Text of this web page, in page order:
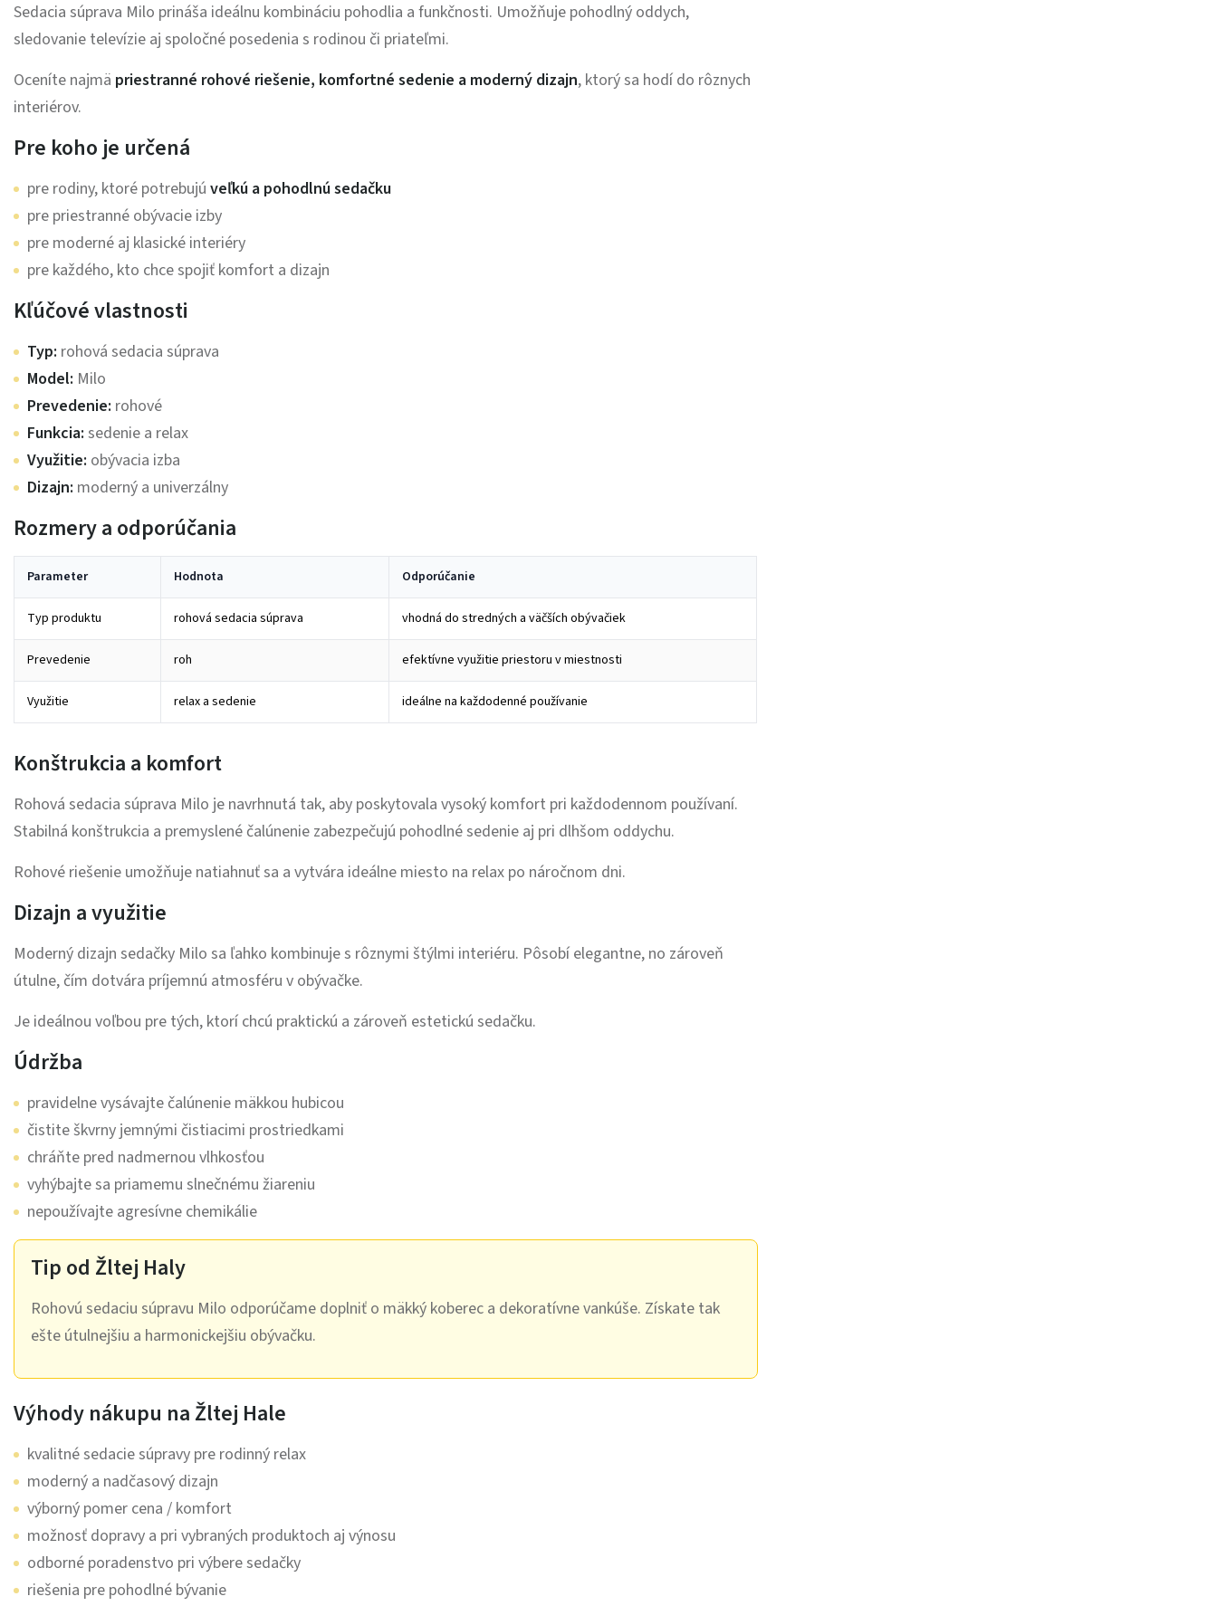
Sedacia súprava Milo prináša ideálnu kombináciu pohodlia a funkčnosti. Umožňuje pohodlný oddych,
sledovanie televízie aj spoločné posedenia s rodinou či priateľmi.
Oceníte najmä priestranné rohové riešenie, komfortné sedenie a moderný dizajn, ktorý sa hodí do rôznych
interiérov.
Pre koho je určená
pre rodiny, ktoré potrebujú veľkú a pohodlnú sedačku
pre priestranné obývacie izby
pre moderné aj klasické interiéry
pre každého, kto chce spojiť komfort a dizajn
Kľúčové vlastnosti
Typ: rohová sedacia súprava
Model: Milo
Prevedenie: rohové
Funkcia: sedenie a relax
Využitie: obývacia izba
Dizajn: moderný a univerzálny
Rozmery a odporúčania
Parameter Hodnota Odporúčanie
Typ produktu rohová sedacia súprava vhodná do stredných a väčších obývačiek
Prevedenie roh efektívne využitie priestoru v miestnosti
Využitie relax a sedenie ideálne na každodenné používanie
Konštrukcia a komfort
Rohová sedacia súprava Milo je navrhnutá tak, aby poskytovala vysoký komfort pri každodennom používaní.
Stabilná konštrukcia a premyslené čalúnenie zabezpečujú pohodlné sedenie aj pri dlhšom oddychu.
Rohové riešenie umožňuje natiahnuť sa a vytvára ideálne miesto na relax po náročnom dni.
Dizajn a využitie
Moderný dizajn sedačky Milo sa ľahko kombinuje s rôznymi štýlmi interiéru. Pôsobí elegantne, no zároveň
útulne, čím dotvára príjemnú atmosféru v obývačke.
Je ideálnou voľbou pre tých, ktorí chcú praktickú a zároveň estetickú sedačku.
Údržba
pravidelne vysávajte čalúnenie mäkkou hubicou
čistite škvrny jemnými čistiacimi prostriedkami
chráňte pred nadmernou vlhkosťou
vyhýbajte sa priamemu slnečnému žiareniu
nepoužívajte agresívne chemikálie
Tip od Žltej Haly
Rohovú sedaciu súpravu Milo odporúčame doplniť o mäkký koberec a dekoratívne vankúše. Získate tak
ešte útulnejšiu a harmonickejšiu obývačku.
Výhody nákupu na Žltej Hale
kvalitné sedacie súpravy pre rodinný relax
moderný a nadčasový dizajn
výborný pomer cena / komfort
možnosť dopravy a pri vybraných produktoch aj výnosu
odborné poradenstvo pri výbere sedačky
riešenia pre pohodlné bývanie